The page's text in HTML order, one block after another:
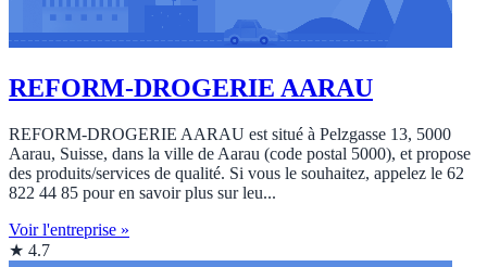
REFORM-DROGERIE AARAU
REFORM-DROGERIE AARAU est situé à Pelzgasse 13, 5000
Aarau, Suisse, dans la ville de Aarau (code postal 5000), et propose
des produits/services de qualité. Si vous le souhaitez, appelez le 62
822 44 85 pour en savoir plus sur leu...
Voir l'entreprise »
★ 4.7